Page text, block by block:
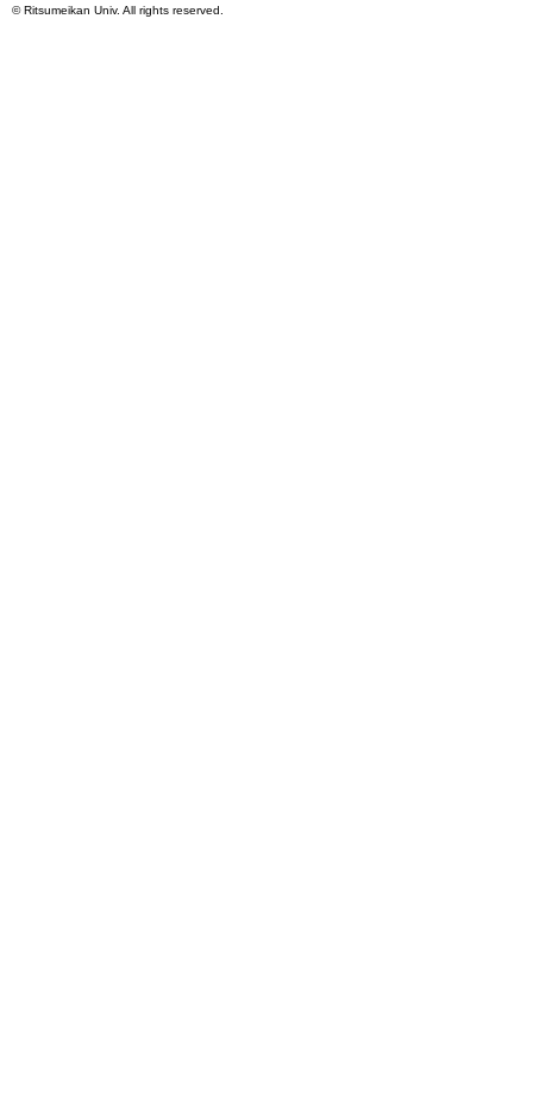
©Ritsumeikan Univ. All rights reserved.